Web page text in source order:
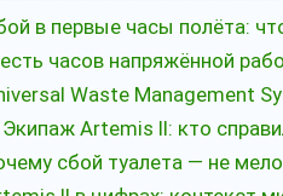
в первые часы полёта:
часов напряжённой
Waste Management
Экипаж Artemis II: кто
сбой туалета — не